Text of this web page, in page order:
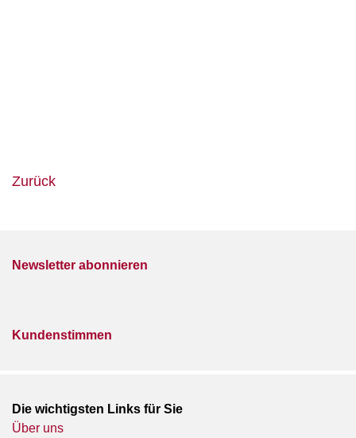
Zurück
Newsletter abonnieren
Kundenstimmen
Die wichtigsten Links für Sie
Über uns